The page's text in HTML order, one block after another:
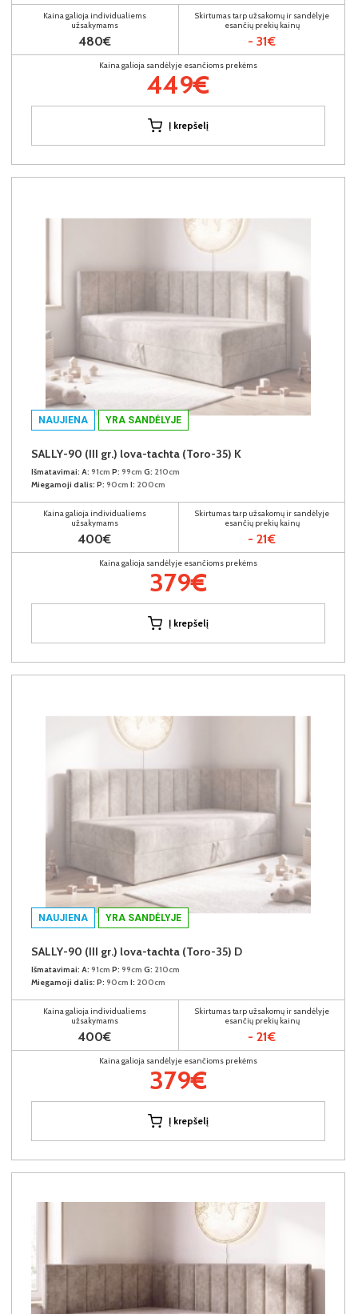
Kaina galioja individualiems
užsakymams
480€
Skirtumas tarp užsakomų ir sandėlyje
esančių prekių kainų
- 31€
Kaina galioja sandėlyje esančioms prekėms
449€
Į krepšelį
NAUJIENA YRA SANDĖLYJE
SALLY-90 (III gr.) lova-tachta (Toro-35) K
Išmatavimai: A: 91cm P: 99cm G: 210cm
Miegamoji dalis: P: 90cm I: 200cm
Kaina galioja individualiems
užsakymams
400€
Skirtumas tarp užsakomų ir sandėlyje
esančių prekių kainų
- 21€
Kaina galioja sandėlyje esančioms prekėms
379€
Į krepšelį
NAUJIENA YRA SANDĖLYJE
SALLY-90 (III gr.) lova-tachta (Toro-35) D
Išmatavimai: A: 91cm P: 99cm G: 210cm
Miegamoji dalis: P: 90cm I: 200cm
Kaina galioja individualiems
užsakymams
400€
Skirtumas tarp užsakomų ir sandėlyje
esančių prekių kainų
- 21€
Kaina galioja sandėlyje esančioms prekėms
379€
Į krepšelį